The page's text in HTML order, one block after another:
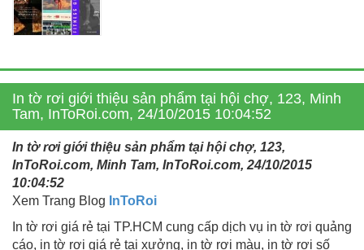
In tờ rơi giới thiệu sản phẩm tại hội chợ, 123, Minh
Tam, InToRoi.com, 24/10/2015 10:04:52
In tờ rơi giới thiệu sản phẩm tại hội chợ, 123,
InToRoi.com, Minh Tam, InToRoi.com, 24/10/2015
10:04:52
Xem Trang Blog InToRoi
In tờ rơi giá rẻ tại TP.HCM cung cấp dịch vụ in tờ rơi quảng
cáo, in tờ rơi giá rẻ tại xưởng, in tờ rơi màu, in tờ rơi số